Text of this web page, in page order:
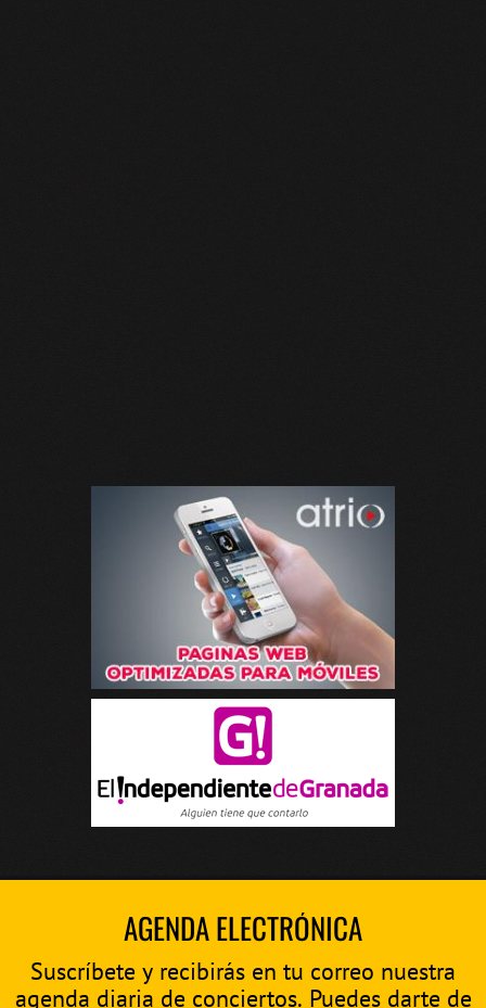
AGENDA ELECTRÓNICA
Suscríbete y recibirás en tu correo nuestra
agenda diaria de conciertos. Puedes darte de